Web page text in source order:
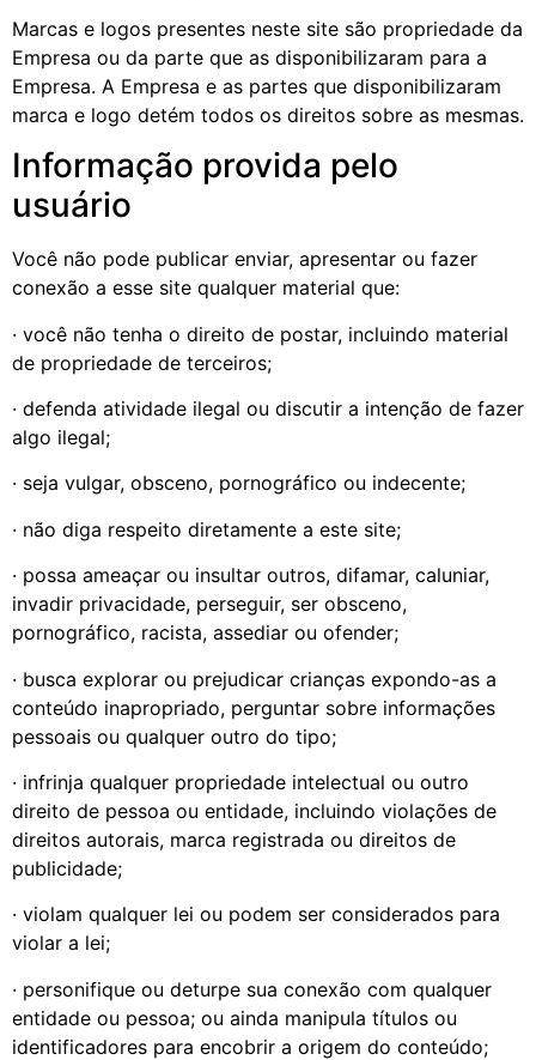
Marcas e logos presentes neste site são propriedade da
Empresa ou da parte que as disponibilizaram para a
Empresa. A Empresa e as partes que disponibilizaram
marca e logo detém todos os direitos sobre as mesmas.
Informação provida pelo
usuário
Você não pode publicar enviar, apresentar ou fazer
conexão a esse site qualquer material que:
· você não tenha o direito de postar, incluindo material
de propriedade de terceiros;
· defenda atividade ilegal ou discutir a intenção de fazer
algo ilegal;
· seja vulgar, obsceno, pornográfico ou indecente;
· não diga respeito diretamente a este site;
· possa ameaçar ou insultar outros, difamar, caluniar,
invadir privacidade, perseguir, ser obsceno,
pornográfico, racista, assediar ou ofender;
· busca explorar ou prejudicar crianças expondo-as a
conteúdo inapropriado, perguntar sobre informações
pessoais ou qualquer outro do tipo;
· infrinja qualquer propriedade intelectual ou outro
direito de pessoa ou entidade, incluindo violações de
direitos autorais, marca registrada ou direitos de
publicidade;
· violam qualquer lei ou podem ser considerados para
violar a lei;
· personifique ou deturpe sua conexão com qualquer
entidade ou pessoa; ou ainda manipula títulos ou
identificadores para encobrir a origem do conteúdo;